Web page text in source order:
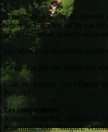
Il suffit de replacer la mélodie
suivre les mots tels qu’ils ont
la plus complète, voire le délire
Les bêtes sont un prétexte à
Ce ne sera pas une affaire très
Cela se termine sur l’Opéra
Prévert !
Les compositeurs
Kosma, Bouchot, Offenbach,
Rosenthal, Satie, Sauguet,